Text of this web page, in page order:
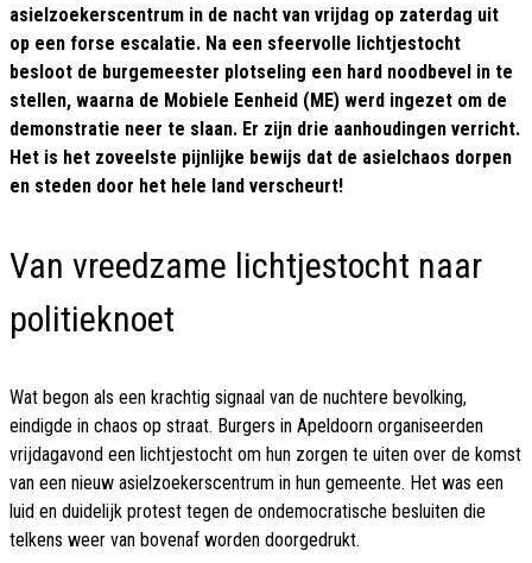
asielzoekerscentrum in de nacht van vrijdag op zaterdag uit
op een forse escalatie. Na een sfeervolle lichtjestocht
besloot de burgemeester plotseling een hard noodbevel in te
stellen, waarna de Mobiele Eenheid (ME) werd ingezet om de
demonstratie neer te slaan. Er zijn drie aanhoudingen verricht.
Het is het zoveelste pijnlijke bewijs dat de asielchaos dorpen
en steden door het hele land verscheurt!
Van vreedzame lichtjestocht naar
politieknoet
Wat begon als een krachtig signaal van de nuchtere bevolking,
eindigde in chaos op straat. Burgers in Apeldoorn organiseerden
vrijdagavond een lichtjestocht om hun zorgen te uiten over de komst
van een nieuw asielzoekerscentrum in hun gemeente. Het was een
luid en duidelijk protest tegen de ondemocratische besluiten die
telkens weer van bovenaf worden doorgedrukt.